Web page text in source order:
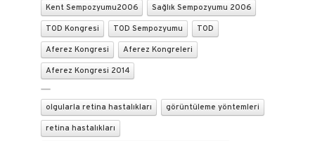
Kent Sempozyumu2006 Sağlık Sempozyumu 2006
TOD Kongresi TOD Sempozyumu TOD
Aferez Kongresi Aferez Kongreleri
Aferez Kongresi 2014
olgularla retina hastalıkları görüntüleme yöntemleri
retina hastalıkları